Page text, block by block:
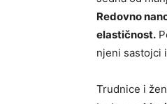
Redovno
elastičnost.
njeni sastojci
Trudnice i